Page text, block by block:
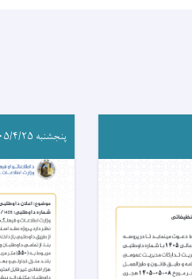
پنجشنبه ۱۴۰۵/۴/۲۵ - ۱۰:۳۹